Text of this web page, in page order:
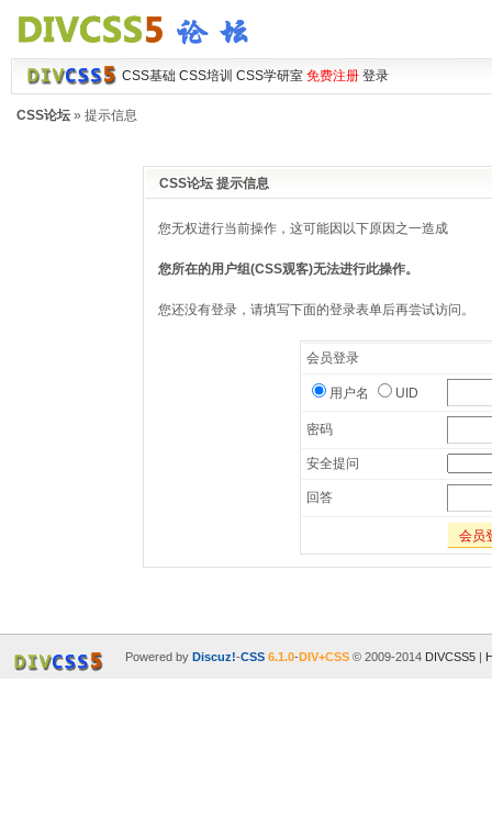
CSS基础 CSS培训 CSS学研室 免费注册 登录
CSS论坛» 提示信息
CSS论坛 提示信息
您无权进行当前操作，这可能因以下原因之一造成
您所在的用户组(CSS观客)无法进行此操作。
您还没有登录，请填写下面的登录表单后再尝试访问。
会员登录
用户名 UID
密码
安全提问
回答
会员
Powered by Discuz!-CSS 6.1.0-DIV+CSS© 2009-2014 DIVCSS5|